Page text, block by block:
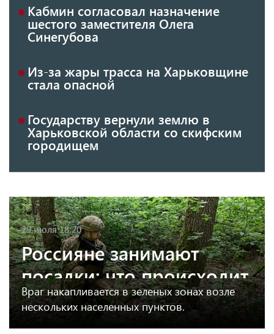
Кабмин согласовал назначение
шестого заместителя Олега
Синегубова
Из-за жары трасса на Харьковщине
стала опасной
Государству вернули землю в
Харьковской области со скифским
городищем
29 июля 18:20
Россияне занимают
посадки: что происходит
на севере Харьковской
области
Враг накапливается в зеленых зонах возле
нескольких населенных пунктов.